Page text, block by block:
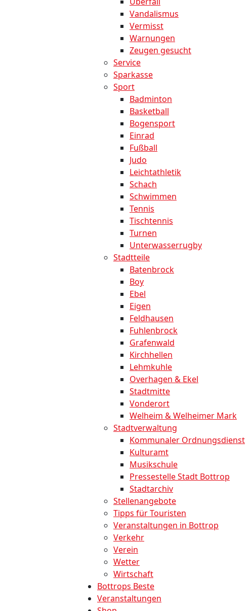
Vandalismus
Vermisst
Warnungen
Zeugen gesucht
Service
Sparkasse
Sport
Badminton
Basketball
Bogensport
Einrad
Fußball
Judo
Leichtathletik
Schach
Schwimmen
Tennis
Tischtennis
Turnen
Unterwasserrugby
Stadtteile
Batenbrock
Boy
Ebel
Eigen
Feldhausen
Fuhlenbrock
Grafenwald
Kirchhellen
Lehmkuhle
Overhagen & Ekel
Stadtmitte
Vonderort
Welheim & Welheimer Mark
Stadtverwaltung
Kommunaler Ordnungsdienst
Kulturamt
Musikschule
Pressestelle Stadt Bottrop
Stadtarchiv
Stellenangebote
Tipps für Touristen
Veranstaltungen in Bottrop
Verkehr
Verein
Wetter
Wirtschaft
Bottrops Beste
Veranstaltungen